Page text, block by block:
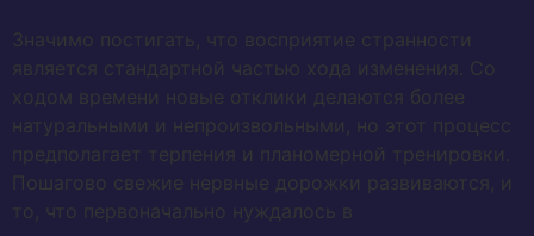
Значимо постигать, что восприятие странности
является стандартной частью хода изменения. Со
ходом времени новые отклики делаются более
натуральными и непроизвольными, но этот процесс
предполагает терпения и планомерной тренировки.
Пошагово свежие нервные дорожки развиваются, и
то, что первоначально нуждалось в